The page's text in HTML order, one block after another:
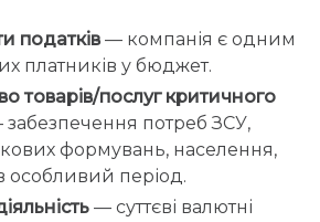
податків — компанія є одним
платників у бюджет.
товарів/послуг критичного
потреб ЗСУ,
формувань, населення,
особливий період.
— суттєві валютні